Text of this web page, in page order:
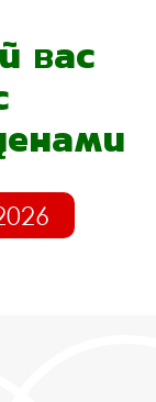
вас